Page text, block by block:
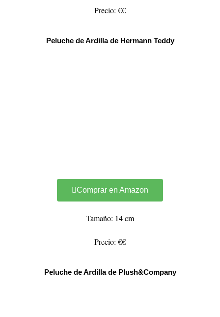
Precio: €€
Peluche de Ardilla de Hermann Teddy
Comprar en Amazon
Tamaño: 14 cm
Precio: €€
Peluche de Ardilla de Plush&Company